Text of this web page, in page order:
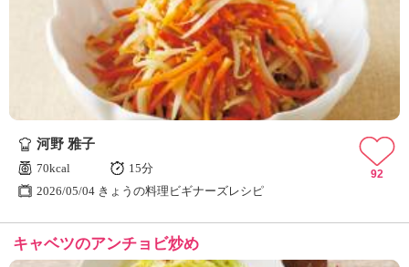
河野 雅子
70kcal
15分
2026/05/04 きょうの料理ビギナーズレシピ
92
キャベツのアンチョビ炒め